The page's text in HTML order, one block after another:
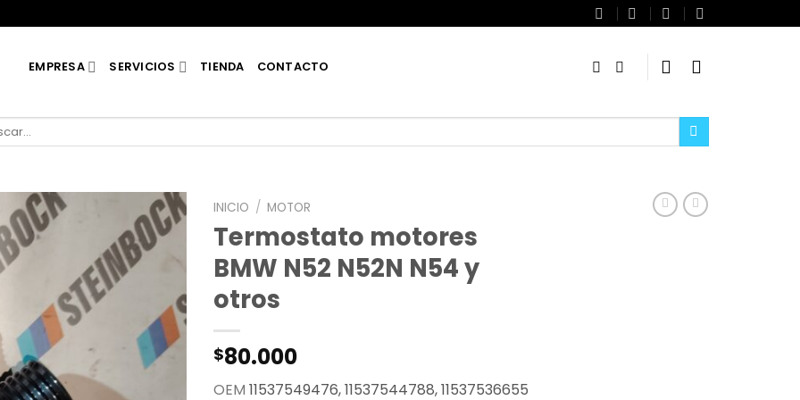
EMPRESA SERVICIOS TIENDA CONTACTO
INICIO / MOTOR
Termostato motores
BMW N52 N52N N54 y
otros
$80.000
OEM 11537549476, 11537544788, 11537536655